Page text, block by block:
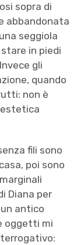
sopra di
abbandonata
seggiola
in piedi
gli
quando
non è
fili sono
poi sono
Diana per
antico
oggetti mi